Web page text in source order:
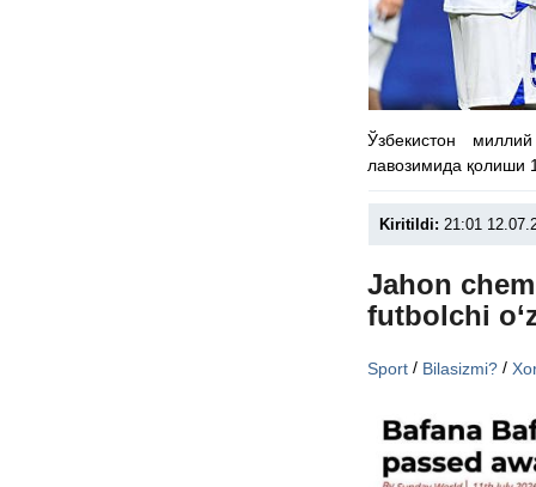
Ўзбекистон
лавозимида қолиши
Kiritildi: 21:01
Jahon
futbolchi
Sport / Bilasizmi? /